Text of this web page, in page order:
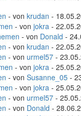
- von krudan -
- von jokra -
- von Donald -
- von krudan -
- von urmel57 -
- von jokra -
- von Susanne_05 -
- von jokra -
- von urmel57 -
- von Donald -